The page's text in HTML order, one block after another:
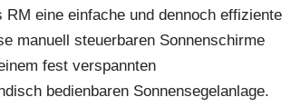
eine einfache und dennoch effiziente
manuell steuerbaren Sonnenschirme
fest verspannten
bedienbaren Sonnensegelanlage.